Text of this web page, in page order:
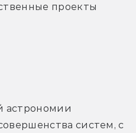
проекты
астрономии
систем, с